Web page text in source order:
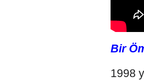
Bir
1998